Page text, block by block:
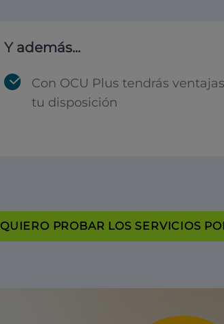
Y además...
Con OCU Plus tendrás
tu disposición
QUIERO PROBAR LOS SERVICIOS